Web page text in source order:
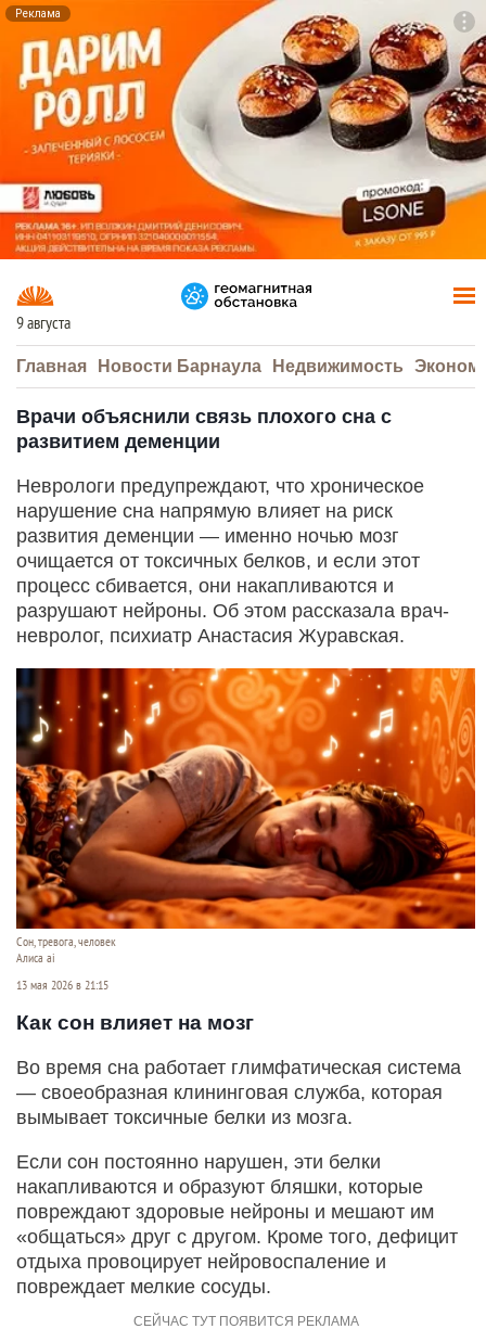
Реклама
9 августа
Главная Новости Барнаула Недвижимость
Врачи объяснили связь плохого сна с
развитием деменции
Неврологи предупреждают, что хроническое
нарушение сна напрямую влияет на риск
развития деменции — именно ночью мозг
очищается от токсичных белков, и если этот
процесс сбивается, они накапливаются и
разрушают нейроны. Об этом рассказала врач-
невролог, психиатр Анастасия Журавская.
Сон, тревога, человек
Алиса ai
13 мая 2026 в 21:15
Как сон влияет на мозг
Во время сна работает глимфатическая система
— своеобразная клининговая служба, которая
вымывает токсичные белки из мозга.
Если сон постоянно нарушен, эти белки
накапливаются и образуют бляшки, которые
повреждают здоровые нейроны и мешают им
«общаться» друг с другом. Кроме того, дефицит
отдыха провоцирует нейровоспаление и
повреждает мелкие сосуды.